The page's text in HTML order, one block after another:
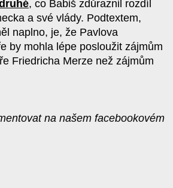
, co Babiš zdůraznil rozdíl
a své vlády. Podtextem,
naplno, je, že Pavlova
by mohla lépe posloužit zájmům
Friedricha Merze než zájmům
na našem facebookovém